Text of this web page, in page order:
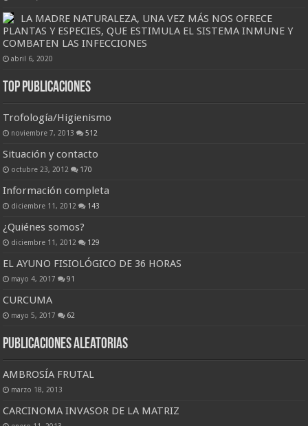
LA MADRE NATURALEZA, UNA VEZ MÁS NOS OFRECE
PLANTAS Y ESPECIES, QUE ESTIMULA EL SISTEMA INMUNE Y
COMBATEN LAS INFECCIONES
abril 6, 2020
Top Publicaciones
Trofología/Higienismo
noviembre 7, 2013 512
Situación y contacto
octubre 23, 2012 170
Información completa
diciembre 11, 2012 143
¿Quiénes somos?
diciembre 11, 2012 129
EL AYUNO FISIOLÓGICO DE 36 HORAS
mayo 4, 2017 91
CURCUMA
mayo 5, 2017 62
Publicaciones Aleatorias
AMBROSÍA FRUTAL
marzo 18, 2013
CARCINOMA INVASOR DE LA MATRIZ